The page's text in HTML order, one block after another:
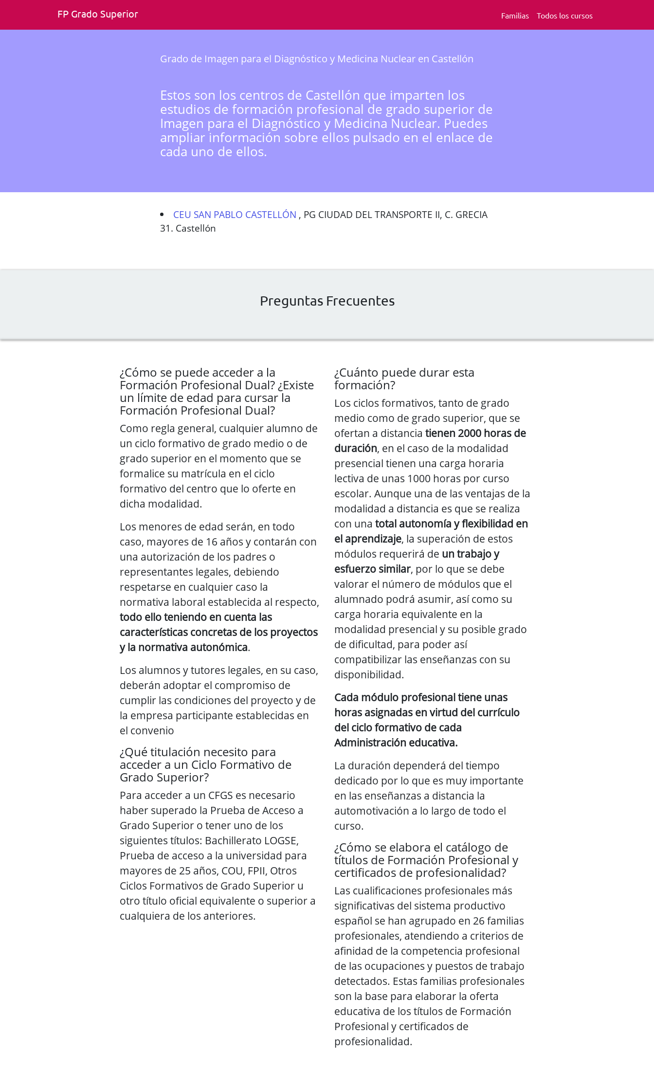
FP Grado Superior Familias Todos los cursos
Grado de Imagen para el Diagnóstico y Medicina Nuclear en Castellón
Estos son los centros de Castellón que imparten los
estudios de formación profesional de grado superior de
Imagen para el Diagnóstico y Medicina Nuclear. Puedes
ampliar información sobre ellos pulsado en el enlace de
cada uno de ellos.
CEU SAN PABLO CASTELLÓN , PG CIUDAD DEL TRANSPORTE II, C. GRECIA
31. Castellón
Preguntas Frecuentes
¿Cómo se puede acceder a la
Formación Profesional Dual? ¿Existe
un límite de edad para cursar la
Formación Profesional Dual?
Como regla general, cualquier alumno de
un ciclo formativo de grado medio o de
grado superior en el momento que se
formalice su matrícula en el ciclo
formativo del centro que lo oferte en
dicha modalidad.
Los menores de edad serán, en todo
caso, mayores de 16 años y contarán con
una autorización de los padres o
representantes legales, debiendo
respetarse en cualquier caso la
normativa laboral establecida al respecto,
todo ello teniendo en cuenta las
características concretas de los proyectos
y la normativa autonómica.
Los alumnos y tutores legales, en su caso,
deberán adoptar el compromiso de
cumplir las condiciones del proyecto y de
la empresa participante establecidas en
el convenio
¿Qué titulación necesito para
acceder a un Ciclo Formativo de
Grado Superior?
Para acceder a un CFGS es necesario
haber superado la Prueba de Acceso a
Grado Superior o tener uno de los
siguientes títulos: Bachillerato LOGSE,
Prueba de acceso a la universidad para
mayores de 25 años, COU, FPII, Otros
Ciclos Formativos de Grado Superior u
otro título oficial equivalente o superior a
cualquiera de los anteriores.
¿Cuánto puede durar esta
formación?
Los ciclos formativos, tanto de grado
medio como de grado superior, que se
ofertan a distancia tienen 2000 horas de
duración, en el caso de la modalidad
presencial tienen una carga horaria
lectiva de unas 1000 horas por curso
escolar. Aunque una de las ventajas de la
modalidad a distancia es que se realiza
con una total autonomía y flexibilidad en
el aprendizaje, la superación de estos
módulos requerirá de un trabajo y
esfuerzo similar, por lo que se debe
valorar el número de módulos que el
alumnado podrá asumir, así como su
carga horaria equivalente en la
modalidad presencial y su posible grado
de dificultad, para poder así
compatibilizar las enseñanzas con su
disponibilidad.
Cada módulo profesional tiene unas
horas asignadas en virtud del currículo
del ciclo formativo de cada
Administración educativa.
La duración dependerá del tiempo
dedicado por lo que es muy importante
en las enseñanzas a distancia la
automotivación a lo largo de todo el
curso.
¿Cómo se elabora el catálogo de
títulos de Formación Profesional y
certificados de profesionalidad?
Las cualificaciones profesionales más
significativas del sistema productivo
español se han agrupado en 26 familias
profesionales, atendiendo a criterios de
afinidad de la competencia profesional
de las ocupaciones y puestos de trabajo
detectados. Estas familias profesionales
son la base para elaborar la oferta
educativa de los títulos de Formación
Profesional y certificados de
profesionalidad.